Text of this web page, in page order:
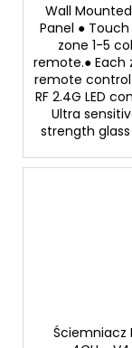
Wall
Panel ●
zone 1-5
remote.● Each
remote
RF 2.4G LED
Ultra
strength
Ściemniacz